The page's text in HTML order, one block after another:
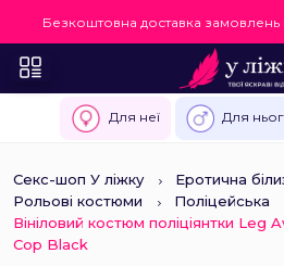
Безкоштовна доставка
Для неї Для
Секс-шоп У ліжку
Еротична
Рольові костюми
Поліцейська
Вініловий костюм поліціянтки Leg
Cop Black